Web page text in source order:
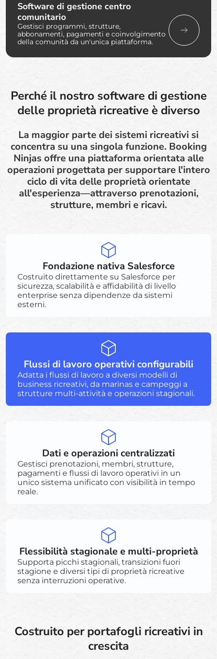
Software di gestione centro
comunitario
Gestisci programmi, strutture,
abbonamenti, pagamenti e coinvolgimento
della comunità da un'unica piattaforma.
Perché il nostro software di gestione
delle proprietà ricreative è diverso
La maggior parte dei sistemi ricreativi si
concentra su una singola funzione. Booking
Ninjas offre una piattaforma orientata alle
operazioni progettata per supportare l'intero
ciclo di vita delle proprietà orientate
all'esperienza—attraverso prenotazioni,
strutture, membri e ricavi.
Fondazione nativa Salesforce
Costruito direttamente su Salesforce per
sicurezza, scalabilità e affidabilità di livello
enterprise senza dipendenze da sistemi
esterni.
Flussi di lavoro operativi configurabili
Adatta i flussi di lavoro a diversi modelli di
business ricreativi, da marinas e campeggi a
strutture multi-attività e operazioni stagionali.
Dati e operazioni centralizzati
Gestisci prenotazioni, membri, strutture,
pagamenti e flussi di lavoro operativi in un
unico sistema unificato con visibilità in tempo
reale.
Flessibilità stagionale e multi-proprietà
Supporta picchi stagionali, transizioni fuori
stagione e diversi tipi di proprietà ricreative
senza interruzioni operative.
Costruito per portafogli ricreativi in
crescita